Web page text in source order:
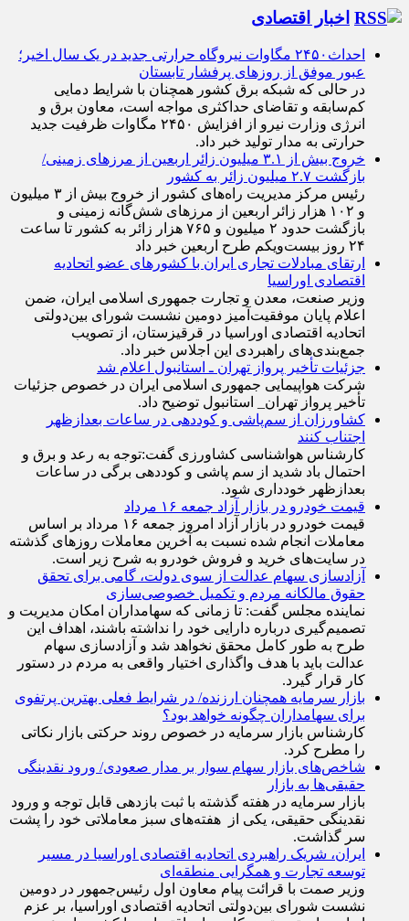
اخبار اقتصادی
احداث۲۴۵۰ مگاوات نیروگاه حرارتی جدید در یک سال اخیر؛
عبور موفق از روز‌های پرفشار تابستان
در حالی که شبکه برق کشور همچنان با شرایط دمایی
کم‌سابقه و تقاضای حداکثری مواجه است، معاون برق و
انرژی وزارت نیرو از افزایش ۲۴۵۰ مگاوات ظرفیت جدید
حرارتی به مدار تولید خبر داد.
خروج بیش از ۳.۱ میلیون زائر اربعین از مرزهای زمینی/
بازگشت ۲.۷ میلیون زائر به کشور
رئیس مرکز مدیریت راه‌های کشور از خروج بیش از ۳ میلیون
و ۱۰۲ هزار زائر اربعین از مرزهای شش‌گانه زمینی و
بازگشت حدود ۲ میلیون و ۷۶۵ هزار زائر به کشور تا ساعت
۲۴ روز بیست‌ویکم طرح اربعین خبر داد
ارتقای مبادلات تجاری ایران با کشور‌های عضو اتحادیه
اقتصادی اوراسیا
وزیر صنعت، معدن و تجارت جمهوری اسلامی ایران، ضمن
اعلام پایان موفقیت‌آمیز دومین نشست شورای بین‌دولتی
اتحادیه اقتصادی اوراسیا در قرقیزستان، از تصویب
جمع‌بندی‌های راهبردی این اجلاس خبر داد.
جزئیات تأخیر پرواز تهران ـ استانبول اعلام شد
شرکت هواپیمایی جمهوری اسلامی ایران در خصوص جزئیات
تأخیر پرواز تهران_ استانبول توضیح داد.
کشاورزان از سم‌پاشی و کوددهی در ساعات بعدازظهر
اجتناب کنند
کارشناس هواشناسی کشاورزی گفت:توجه به رعد و برق و
احتمال باد شدید از سم پاشی و کوددهی برگی در ساعات
بعدازظهر خودداری شود.
قیمت خودرو در بازار آزاد جمعه ۱۶ مرداد
قیمت خودرو در بازار آزاد امروز جمعه ۱۶ مرداد بر اساس
معاملات انجام شده نسبت به آخرین معاملات روز‌های گذشته
در سایت‌های خرید و فروش خودرو به شرح زیر است.
آزادسازی سهام عدالت از سوی دولت، گامی برای تحقق
حقوق مالکانه مردم و تکمیل خصوصی‌سازی
نماینده مجلس گفت: تا زمانی که سهامداران امکان مدیریت و
تصمیم‌گیری درباره دارایی خود را نداشته باشند، اهداف این
طرح به طور کامل محقق نخواهد شد و آزادسازی سهام
عدالت باید با هدف واگذاری اختیار واقعی به مردم در دستور
کار قرار گیرد.
بازار سرمایه همچنان ارزنده/ در شرایط فعلی بهترین پرتفوی
برای سهامداران چگونه خواهد بود؟
کارشناس بازار سرمایه در خصوص روند حرکتی بازار نکاتی
را مطرح کرد.
شاخص‌های بازار سهام سوار بر مدار صعودی/ ورود نقدینگی
حقیقی‌ها به بازار
بازار سرمایه در هفته گذشته با ثبت بازدهی قابل توجه و ورود
نقدینگی حقیقی، یکی از هفته‌های سبز معاملاتی خود را پشت
سر گذاشت.
ایران، شریک راهبردی اتحادیه اقتصادی اوراسیا در مسیر
توسعه تجارت و همگرایی منطقه‌ای
وزیر صمت با قرائت پیام معاون اول رئیس‌جمهور در دومین
نشست شورای بین‌دولتی اتحادیه اقتصادی اوراسیا، بر عزم